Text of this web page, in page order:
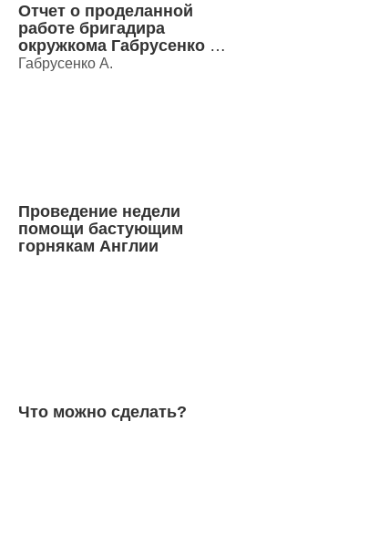
Отчет о проделанной
работе бригадира
окружкома Габрусенко А.
с 27/I-28/II 1929 г.
Габрусенко А.
Проведение недели
помощи бастующим
горнякам Англии
Что можно сделать?